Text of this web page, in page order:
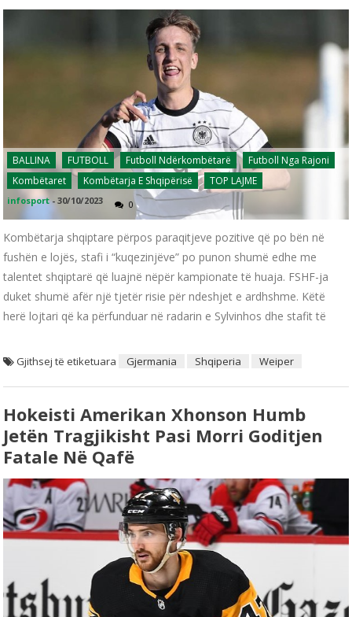
BALLINA FUTBOLL Futboll Ndërkombëtarë
Futboll Nga Rajoni
Kombëtaret
Kombëtarja E Shqipërisë TOP LAJME
infosport -30/10/2023 0
Kombëtarja shqiptare përpos paraqitjeve pozitive që po bën në
fushën e lojës, stafi i “kuqezinjëve” po punon shumë edhe me
talentet shqiptarë që luajnë nëpër kampionate të huaja. FSHF-ja
duket shumë afër një tjetër risie për ndeshjet e ardhshme. Këtë
herë lojtari që ka përfunduar në radarin e Sylvinhos dhe stafit të
Gjithsej të etiketuara Gjermania Shqiperia Weiper
Hokeisti Amerikan Xhonson Humb
Jetën Tragjikisht Pasi Morri Goditjen
Fatale Në Qafë